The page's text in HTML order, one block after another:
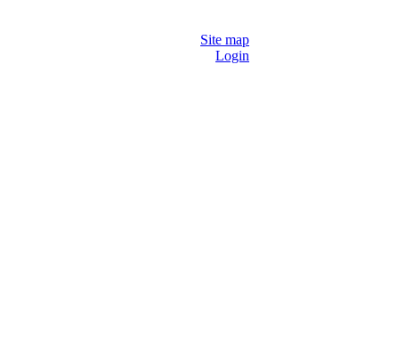
Site map
Login